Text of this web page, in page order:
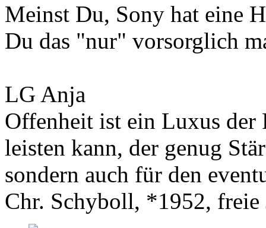
Meinst Du, Sony hat eine
Du das "nur" vorsorglich
LG Anja
Offenheit ist ein Luxus der
leisten kann, der genug
sondern auch für den
Chr. Schyboll, *1952, freie